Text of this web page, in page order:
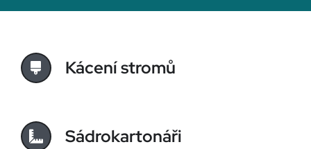
Kácení stromů
Sádrokartonáři